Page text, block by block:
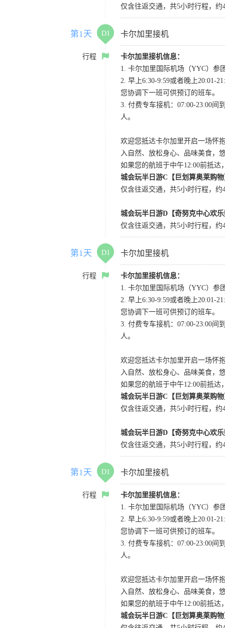
仅含往返交通，共5小时行程，
第1天 D1 卡尔加里接机
行程
卡尔加里接机信息：
1. 卡尔加里国际机场（YYC）参
2. 早上6:30-9:59或者晚上20:01-
您协调下一班可供预订的班车。
3. 付费专车接机：07:00-23:00间
人。
欢迎您抵达卡尔加里开启一场怀
入自然、放松身心、品味美食，
如果您的航班于中午12:00前抵
城会玩半日游C【巨划算奥莱购
仅含往返交通，共5小时行程，
城会玩半日游D【奇努克中心欢
仅含往返交通，共5小时行程，
第1天 D1 卡尔加里接机
行程
卡尔加里接机信息：
1. 卡尔加里国际机场（YYC）参
2. 早上6:30-9:59或者晚上20:01-
您协调下一班可供预订的班车。
3. 付费专车接机：07:00-23:00间
人。
欢迎您抵达卡尔加里开启一场怀
入自然、放松身心、品味美食，
如果您的航班于中午12:00前抵
城会玩半日游C【巨划算奥莱购
仅含往返交通，共5小时行程，
城会玩半日游D【奇努克中心欢
仅含往返交通，共5小时行程，
第1天 D1 卡尔加里接机
行程
卡尔加里接机信息：
1. 卡尔加里国际机场（YYC）参
2. 早上6:30-9:59或者晚上20:01-
您协调下一班可供预订的班车。
3. 付费专车接机：07:00-23:00间
人。
欢迎您抵达卡尔加里开启一场怀
入自然、放松身心、品味美食，
如果您的航班于中午12:00前抵
城会玩半日游C【巨划算奥莱购